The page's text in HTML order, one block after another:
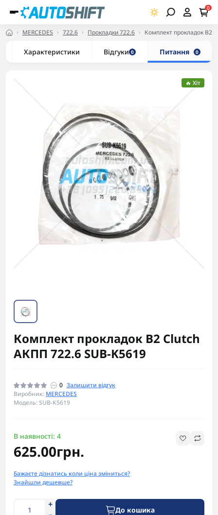
0
MERCEDES 722.6 Прокладки 722.6 Комплект прокладок B2
Характеристики Відгуки 0 Питання 0
🔥 Хіт
Комплект прокладок B2 Clutch
АКПП 722.6 SUB-K5619
0 Залишити відгук
Виробник: MERCEDES
Модель: SUB-K5619
В наявності: 4
625.00грн.
Бажаєте дізнатись коли ціна зміниться?
Знайшли дешевше?
До кошика